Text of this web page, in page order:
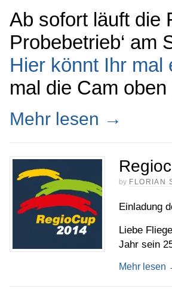
Ab sofort läuft die
Probebetrieb‘ am
Hier könnt Ihr mal
mal die Cam
Mehr lesen →
by FLORIAN
Einladung
Liebe
Jahr sein
Mehr lesen